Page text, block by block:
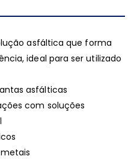
asfáltica que forma
ideal para ser utilizado
asfálticas
com soluções